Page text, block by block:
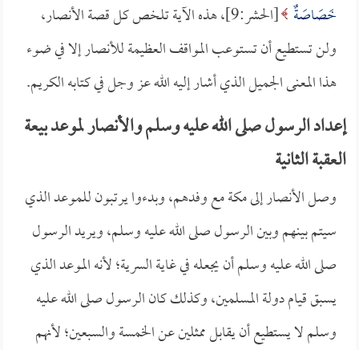
خَصَاصَةٌ
[الحشر:9]، هذه الآية تلخص كل قصة الأنصار،
ولن تستطيع أن تستوعب المواقف العظيمة للأنصار إلا في ضوء
هذا المعنى الجميل الذي أشار إليه الله عز وجل في كتابه الكريم.
إعداد الرسول صلى الله عليه وسلم والأنصار لموعد بيعة
العقبة الثانية
وصل الأنصار إلى مكة مع وفدهم، وبدءوا يرتبون للموعد الذي
سيتم بينهم وبين الرسول صلى الله عليه وسلم، ويريد الرسول
صلى الله عليه وسلم أن يجعله في غاية السرية؛ لأنه الموعد الذي
يسبق قيام دولة المسلمين، وكذلك كان الرسول صلى الله عليه
وسلم لا يستطيع أن يقابل ممثلين عن الخمسة والسبعين؛ لأنهم